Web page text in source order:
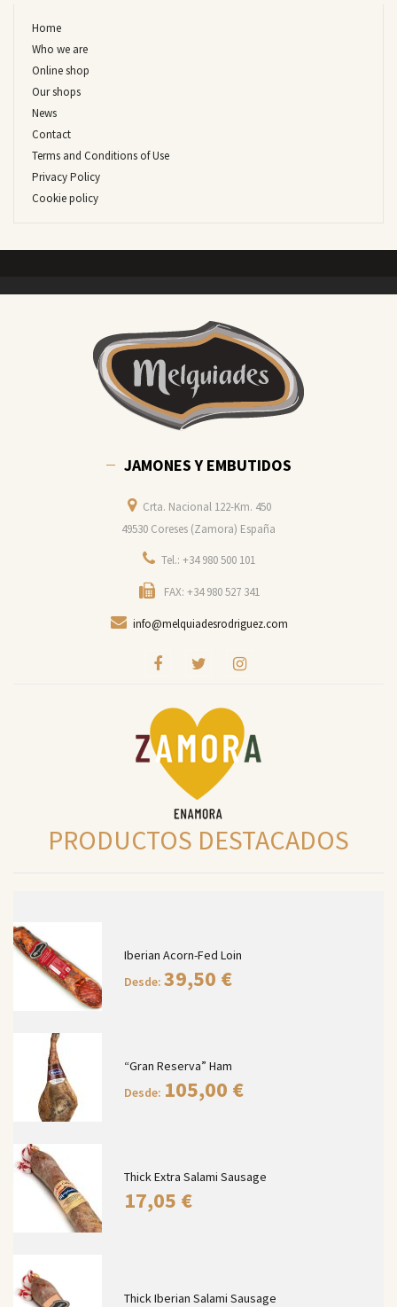
Home
Who we are
Online shop
Our shops
News
Contact
Terms and Conditions of Use
Privacy Policy
Cookie policy
JAMONES Y EMBUTIDOS
Crta. Nacional 122-Km. 450
49530 Coreses (Zamora) España
Tel.: +34 980 500 101
FAX: +34 980 527 341
info@melquiadesrodriguez.com
PRODUCTOS DESTACADOS
Iberian Acorn-Fed Loin
Desde: 39,50 €
“Gran Reserva” Ham
Desde: 105,00 €
Thick Extra Salami Sausage
17,05 €
Thick Iberian Salami Sausage